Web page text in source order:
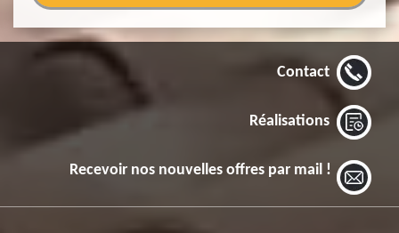
Contact
Réalisations
Recevoir nos nouvelles offres par mail !